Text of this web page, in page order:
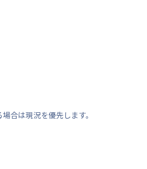
合は現況を優先します。